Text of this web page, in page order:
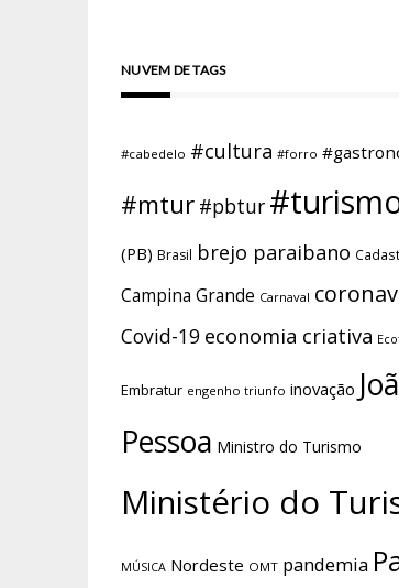
NUVEM DE TAGS
#cabedelo #cultura #forro
#mtur #pbtur
(PB) Brasil brejo paraibano
Campina Grande Carnaval
Covid-19 economia criativa
Embratur engenho triunfo inovação
Pessoa Ministro do Turismo
Ministério do
MÚSICA Nordeste OMT pandemia